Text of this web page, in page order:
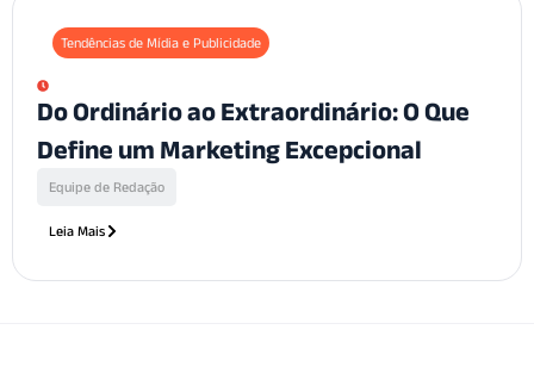
Tendências de Mídia e Publicidade
Do Ordinário ao Extraordinário: O Que
Define um Marketing Excepcional
Equipe de Redação
Leia Mais